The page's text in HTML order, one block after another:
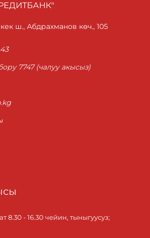
ш., Абдрахманов көч., 105
7747 (чалуу акысыз)
8.30 - 16.30 чейин, тыныгуусуз;